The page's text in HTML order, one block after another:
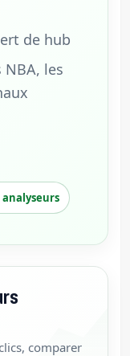
de hub
les
analyseurs
comparer